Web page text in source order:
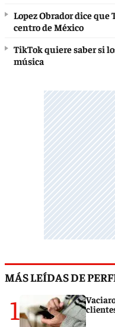
Lopez Obrador dice
centro de México
TikTok quiere saber si
música
MÁS LEÍDAS DE
1